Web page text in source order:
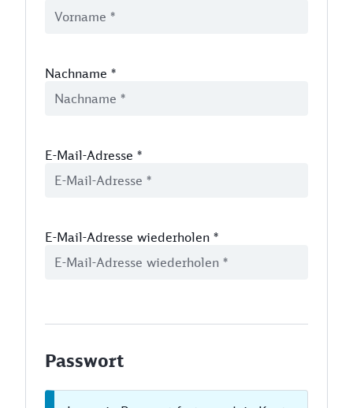
Nachname *
E-Mail-Adresse *
E-Mail-Adresse wiederholen *
Passwort